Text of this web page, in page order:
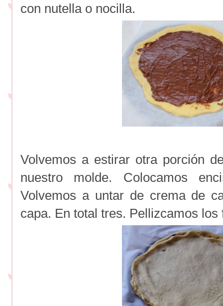
con nutella o nocilla.
Volvemos a estirar otra porción
nuestro molde. Colocamos
Volvemos a untar de crema de
capa. En total tres. Pellizcamos